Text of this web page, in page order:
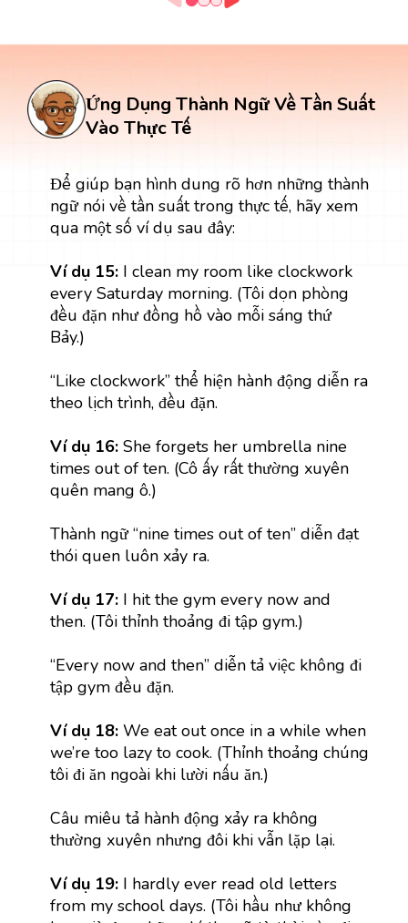
Ứng Dụng Thành Ngữ Về Tần Suất
Vào Thực Tế
Để giúp bạn hình dung rõ hơn những thành
ngữ nói về tần suất trong thực tế, hãy xem
qua một số ví dụ sau đây:
Ví dụ 15: I clean my room like clockwork
every Saturday morning. (Tôi dọn phòng
đều đặn như đồng hồ vào mỗi sáng thứ
Bảy.)
“Like clockwork” thể hiện hành động diễn ra
theo lịch trình, đều đặn.
Ví dụ 16: She forgets her umbrella nine
times out of ten. (Cô ấy rất thường xuyên
quên mang ô.)
Thành ngữ “nine times out of ten” diễn đạt
thói quen luôn xảy ra.
Ví dụ 17: I hit the gym every now and
then. (Tôi thỉnh thoảng đi tập gym.)
“Every now and then” diễn tả việc không đi
tập gym đều đặn.
Ví dụ 18:We eat out once in a while when
we’re too lazy to cook. (Thỉnh thoảng chúng
tôi đi ăn ngoài khi lười nấu ăn.)
Câu miêu tả hành động xảy ra không
thường xuyên nhưng đôi khi vẫn lặp lại.
Ví dụ 19:I hardly ever read old letters
from my school days. (Tôi hầu như không